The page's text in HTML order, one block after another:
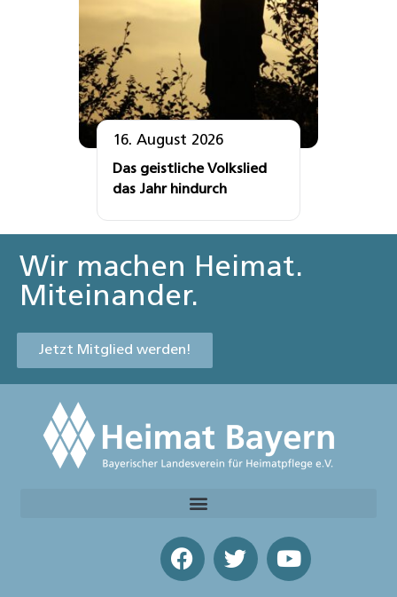
16. August 2026
Das geistliche Volkslied
das Jahr hindurch
Wir machen Heimat.
Miteinander.
Jetzt Mitglied werden!